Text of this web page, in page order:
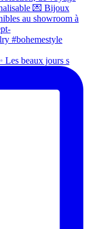
beaux jours s